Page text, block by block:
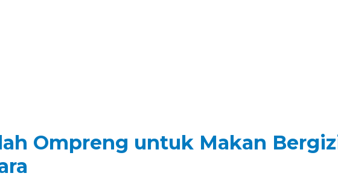
Ompreng untuk Makan